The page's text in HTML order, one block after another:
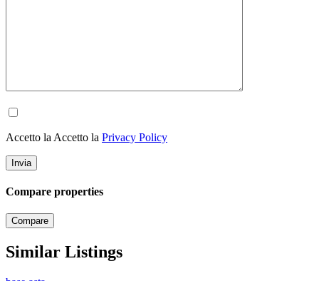
Accetto la Accetto la Privacy Policy
Compare properties
Compare
Similar Listings